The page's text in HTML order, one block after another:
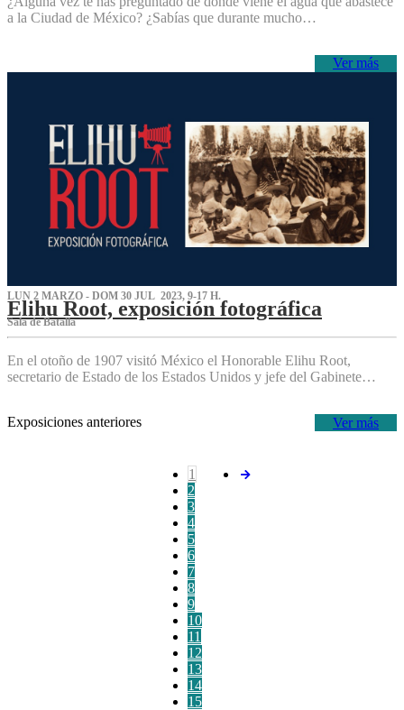
a la Ciudad de México? ¿Sabías que durante mucho…
Ver más
LUN 2 MARZO - DOM 30 JUL 2023, 9-17 H.
Elihu Root, exposición fotográfica
Sala de Batalla
En el otoño de 1907 visitó México el Honorable Elihu Root,
secretario de Estado de los Estados Unidos y jefe del Gabinete…
Ver más
Exposiciones anteriores
1
2
3
4
5
6
7
8
9
10
11
12
13
14
15